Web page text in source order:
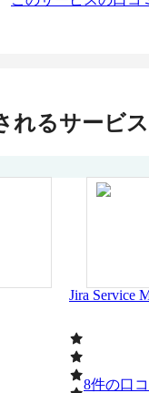
れるサービス
Jira Service
8件の口コ